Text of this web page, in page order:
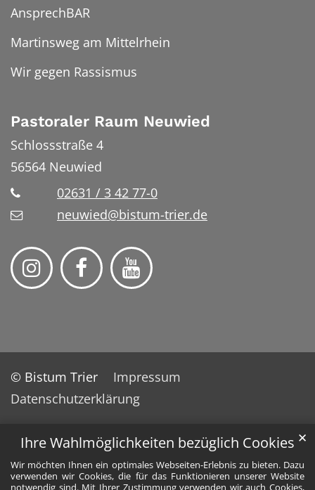
Ihre Wahlmöglichkeiten bezüglich Cookies
Wir möchten Ihnen ein optimales Webseiten-Erlebnis zu bieten. Dazu
verwenden wir Cookies, die für das Funktionieren unserer Website
notwendig sind. Mit Ihrer Zustimmung verwenden wir auch Cookies,
✕
AnsprechBAR
Martinsweg am Mittelrhein
Wir gegen Rassismus
Pastoraler Raum Neuwied
Schlossstraße 4
56564 Neuwied
02631 / 3 42 77-0
neuwied@bistum-trier.de
© Bistum Trier
Impressum
Datenschutzerklärung